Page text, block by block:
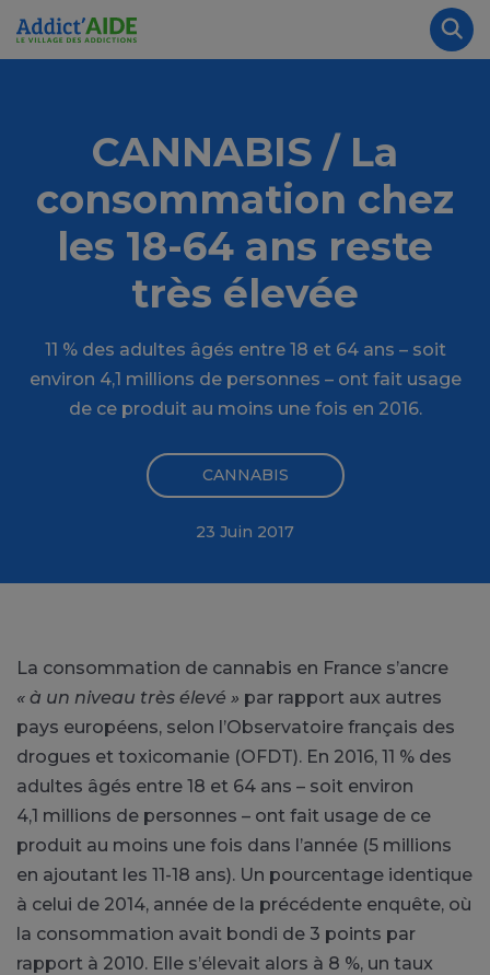
Aller au contenu principal
CANNABIS / La
consommation chez
les 18-64 ans reste
très élevée
11 % des adultes âgés entre 18 et 64 ans – soit
environ 4,1 millions de personnes – ont fait usage
de ce produit au moins une fois en 2016.
CANNABIS
23 Juin 2017
La consommation de cannabis en France s’ancre
« à un niveau très élevé » par rapport aux autres
pays européens, selon l’Observatoire français des
drogues et toxicomanie (OFDT). En 2016, 11 % des
adultes âgés entre 18 et 64 ans – soit environ
4,1 millions de personnes – ont fait usage de ce
produit au moins une fois dans l’année (5 millions
en ajoutant les 11-18 ans). Un pourcentage identique
à celui de 2014, année de la précédente enquête, où
la consommation avait bondi de 3 points par
rapport à 2010. Elle s’élevait alors à 8 %, un taux
Panneau de gestion des cookies